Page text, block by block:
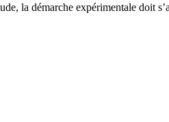
la démarche expérimentale doit